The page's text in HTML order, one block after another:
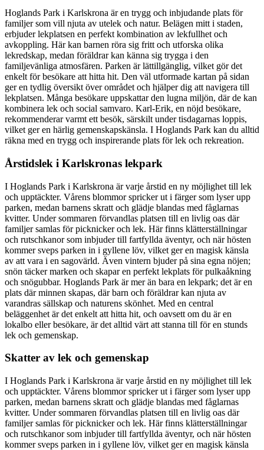
Hoglands Park i Karlskrona är en trygg och inbjudande plats för
familjer som vill njuta av utelek och natur. Belägen mitt i staden,
erbjuder lekplatsen en perfekt kombination av lekfullhet och
avkoppling. Här kan barnen röra sig fritt och utforska olika
lekredskap, medan föräldrar kan känna sig trygga i den
familjevänliga atmosfären. Parken är lättillgänglig, vilket gör det
enkelt för besökare att hitta hit. Den väl utformade kartan på sidan
ger en tydlig översikt över området och hjälper dig att navigera till
lekplatsen. Många besökare uppskattar den lugna miljön, där de kan
kombinera lek och social samvaro. Karl-Erik, en nöjd besökare,
rekommenderar varmt ett besök, särskilt under tisdagarnas loppis,
vilket ger en härlig gemenskapskänsla. I Hoglands Park kan du alltid
räkna med en trygg och inspirerande plats för lek och rekreation.
Årstidslek i Karlskronas lekpark
I Hoglands Park i Karlskrona är varje årstid en ny möjlighet till lek
och upptäckter. Vårens blommor spricker ut i färger som lyser upp
parken, medan barnens skratt och glädje blandas med fåglarnas
kvitter. Under sommaren förvandlas platsen till en livlig oas där
familjer samlas för picknicker och lek. Här finns klätterställningar
och rutschkanor som inbjuder till fartfyllda äventyr, och när hösten
kommer sveps parken in i gyllene löv, vilket ger en magisk känsla
av att vara i en sagovärld. Även vintern bjuder på sina egna nöjen;
snön täcker marken och skapar en perfekt lekplats för pulkaåkning
och snögubbar. Hoglands Park är mer än bara en lekpark; det är en
plats där minnen skapas, där barn och föräldrar kan njuta av
varandras sällskap och naturens skönhet. Med en central
beläggenhet är det enkelt att hitta hit, och oavsett om du är en
lokalbo eller besökare, är det alltid värt att stanna till för en stunds
lek och gemenskap.
Skatter av lek och gemenskap
I Hoglands Park i Karlskrona är varje årstid en ny möjlighet till lek
och upptäckter. Vårens blommor spricker ut i färger som lyser upp
parken, medan barnens skratt och glädje blandas med fåglarnas
kvitter. Under sommaren förvandlas platsen till en livlig oas där
familjer samlas för picknicker och lek. Här finns klätterställningar
och rutschkanor som inbjuder till fartfyllda äventyr, och när hösten
kommer sveps parken in i gyllene löv, vilket ger en magisk känsla